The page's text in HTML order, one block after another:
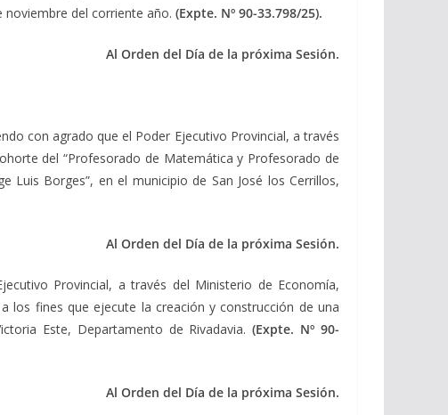
noviembre del corriente año. (Expte. Nº 90-33.798/25).
Al Orden del Día de la próxima Sesión.
con agrado que el Poder Ejecutivo Provincial, a través
del “Profesorado de Matemática y Profesorado de
Luis Borges”, en el municipio de San José los Cerrillos,
Al Orden del Día de la próxima Sesión.
Provincial, a través del Ministerio de Economía,
los fines que ejecute la creación y construcción de una
Este, Departamento de Rivadavia.(Expte. Nº 90-
Al Orden del Día de la próxima Sesión.